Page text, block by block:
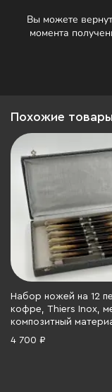
Вы можете
момента
Похожие товары
Набор ножей на 12
кофре, Thiers Inox,
композитный
Западная Европа,
4 700 ₽